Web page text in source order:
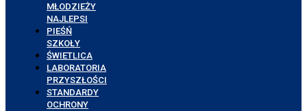
MŁODZIEŻY
NAJLEPSI
PIEŚŃ
SZKOŁY
ŚWIETLICA
LABORATORIA
PRZYSZŁOŚCI
STANDARDY
OCHRONY